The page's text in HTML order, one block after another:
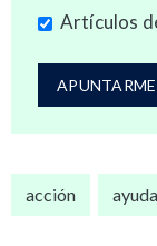
Artículos
acción